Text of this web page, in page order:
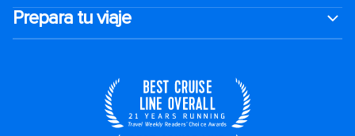
Prepara tu viaje